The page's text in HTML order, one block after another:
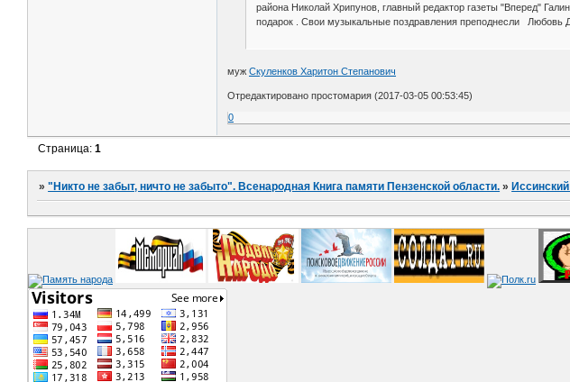
района Николай Хрипунов, главный редактор газеты "Вперед"
подарок . Свои музыкальные поздравления преподнесли Любовь
мужСкуленков Харитон Степанович
Отредактировано простомария (2017-03-05 00:53:45)
0
Страница:1
»"Никто не забыт, ничто не забыто". Всенародная Книга памяти Пензенской области. »